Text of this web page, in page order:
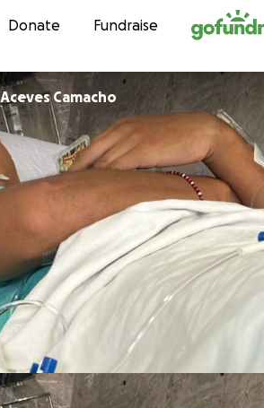
Skip to content
Donate Fundraise
Itzia Lizeth Aceves Camacho